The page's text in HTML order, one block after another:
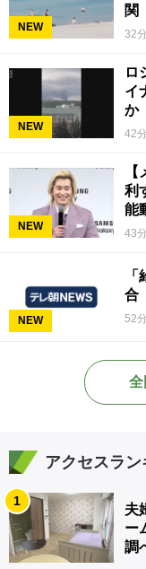
NEW
関
32
NEW
ロ
イ
か
42
NEW
利
能
43
NEW
合
52
全
アクセスラン
1
夫
ー
調